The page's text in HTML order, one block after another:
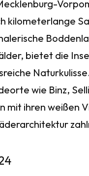
kilometerlange
bietet die
wie Binz,
mit ihren weißen